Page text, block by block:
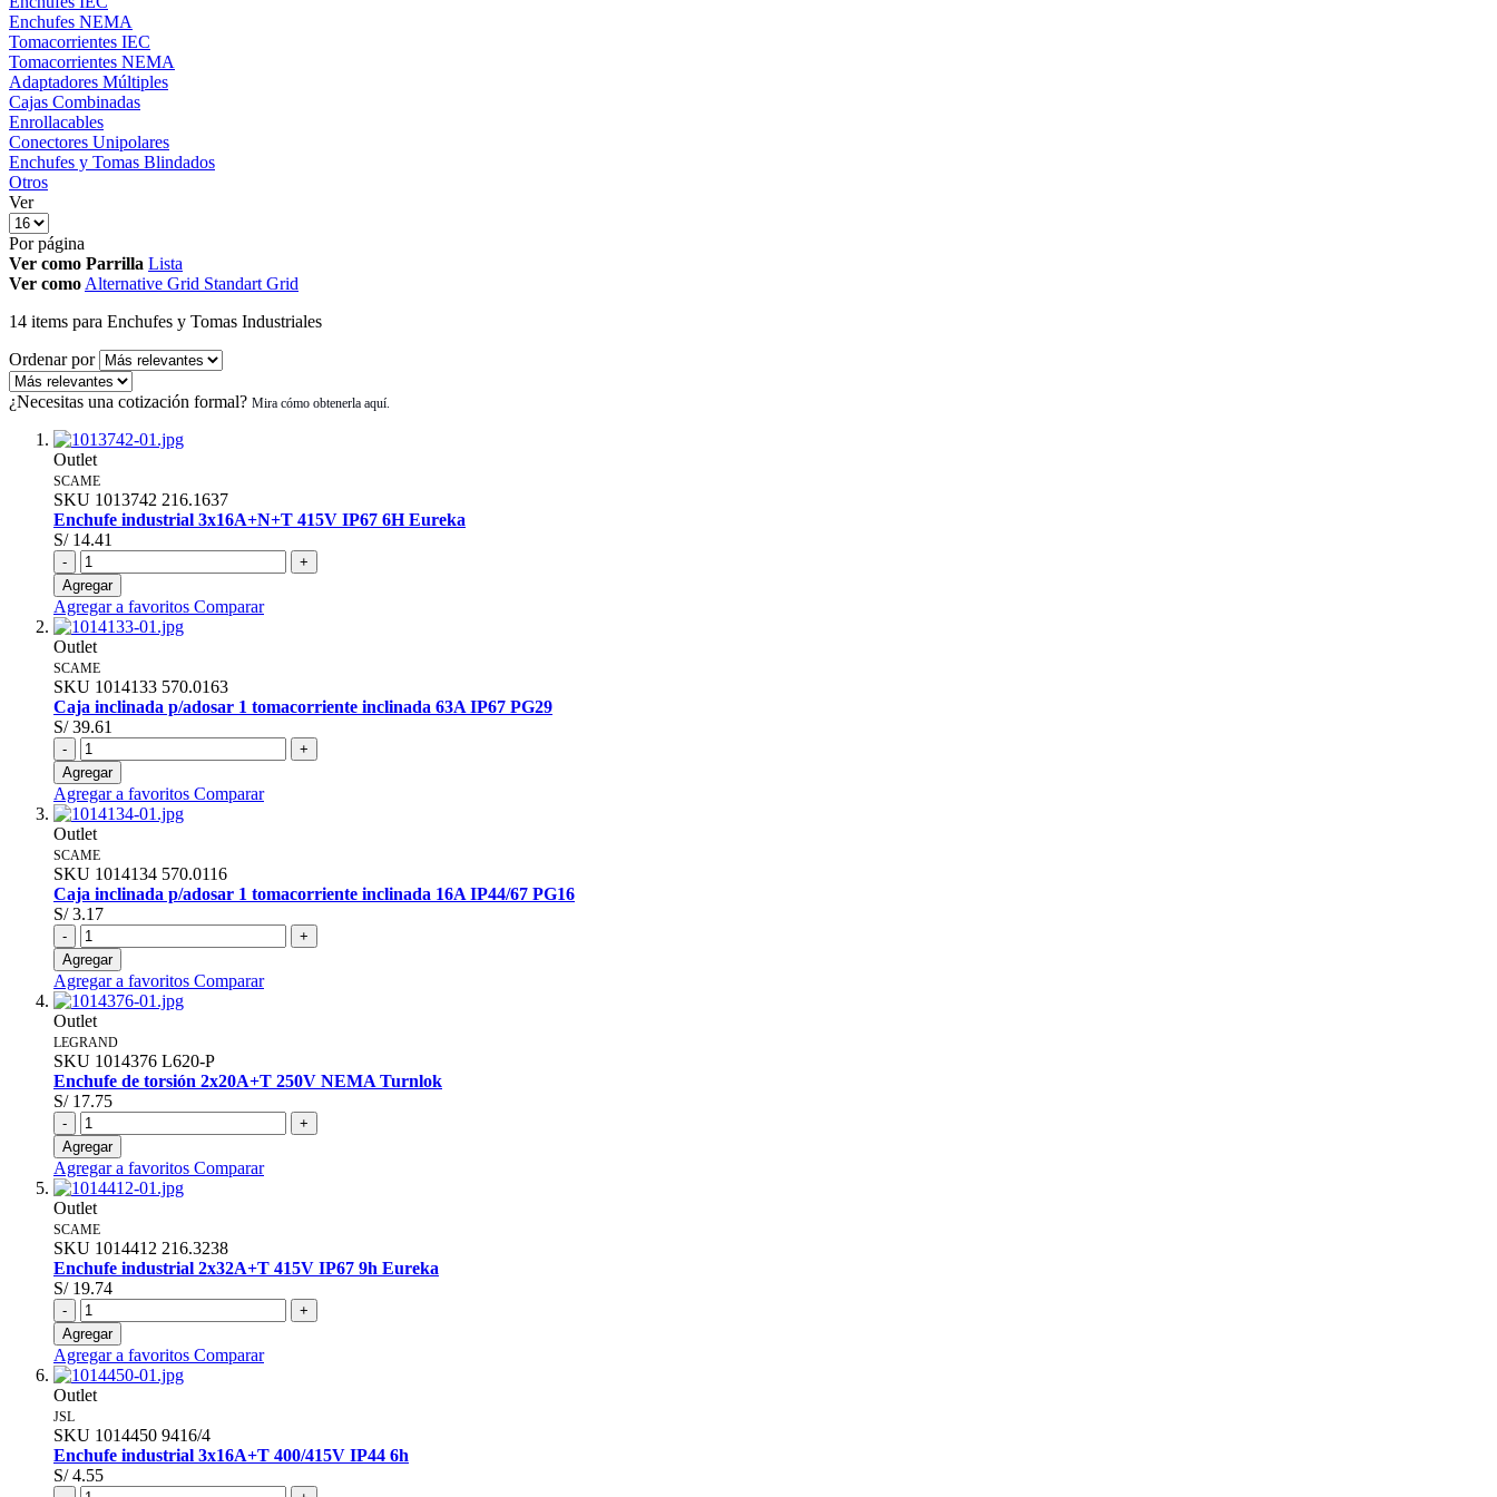
Enchufes NEMA
Tomacorrientes IEC
Tomacorrientes NEMA
Adaptadores Múltiples
Cajas Combinadas
Enrollacables
Conectores Unipolares
Enchufes y Tomas Blindados
Otros
Ver
Por página
Ver como Parrilla Lista
Ver como Alternative Grid Standart Grid
14 items para Enchufes y Tomas Industriales
Ordenar por
¿Necesitas una cotización formal?
Outlet
SCAME
SKU 1013742 216.1637
Enchufe industrial 3x16A+N+T 415V IP67 6H Eureka
S/ 14.41
-
+
Agregar
Agregar a favoritos Comparar
Outlet
SCAME
SKU 1014133 570.0163
Caja inclinada p/adosar 1 tomacorriente inclinada 63A IP67 PG29
S/ 39.61
-
+
Agregar
Agregar a favoritos Comparar
Outlet
SCAME
SKU 1014134 570.0116
Caja inclinada p/adosar 1 tomacorriente inclinada 16A IP44/67 PG16
S/ 3.17
-
+
Agregar
Agregar a favoritos Comparar
Outlet
LEGRAND
SKU 1014376 L620-P
Enchufe de torsión 2x20A+T 250V NEMA Turnlok
S/ 17.75
-
+
Agregar
Agregar a favoritos Comparar
Outlet
SCAME
SKU 1014412 216.3238
Enchufe industrial 2x32A+T 415V IP67 9h Eureka
S/ 19.74
-
+
Agregar
Agregar a favoritos Comparar
Outlet
JSL
SKU 1014450 9416/4
Enchufe industrial 3x16A+T 400/415V IP44 6h
S/ 4.55